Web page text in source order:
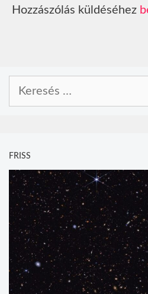
Hozzászólás küldéséhez
FRISS